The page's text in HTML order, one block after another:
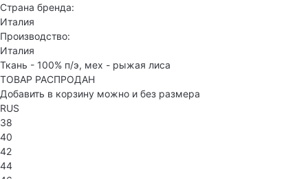
Страна бренда:
Италия
Производство:
Италия
Ткань - 100% п/э, мех - рыжая лиса
ТОВАР РАСПРОДАН
Добавить в корзину можно и без размера
RUS
38
40
42
44